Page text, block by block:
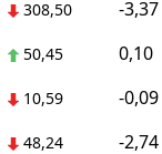
308,50 -3,37
50,45 0,10
10,59 -0,09
48,24 -2,74